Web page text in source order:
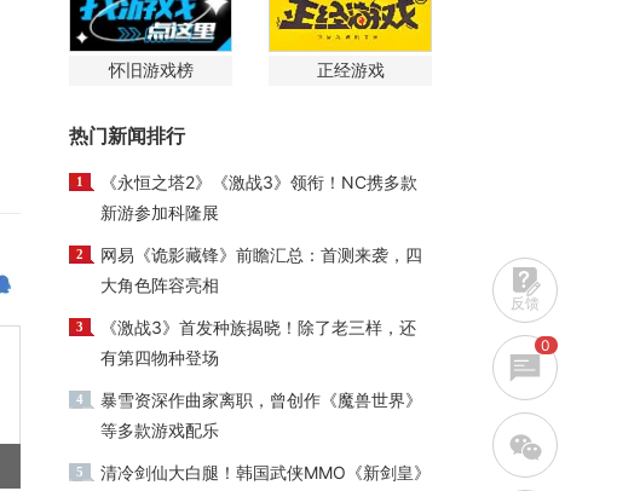
怀旧游戏榜 正经游戏
热门新闻排行
1
《永恒之塔2》《激战3》领衔！NC携多款
新游参加科隆展
2
网易《诡影藏锋》前瞻汇总：首测来袭，四
大角色阵容亮相
3
《激战3》首发种族揭晓！除了老三样，还
有第四物种登场
4
暴雪资深作曲家离职，曾创作《魔兽世界》
等多款游戏配乐
5
清冷剑仙大白腿！韩国武侠MMO《新剑皇》
反馈
0
w